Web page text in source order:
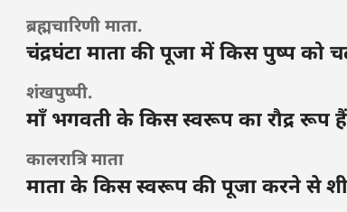
ब्रह्मचारिणी माता.
चंद्रघंटा माता की पूजा में किस पुष्प को
शंखपुष्पी.
माँ भगवती के किस स्वरूप का रौद्र रूप
कालरात्रि माता
माता के किस स्वरूप की पूजा करने से